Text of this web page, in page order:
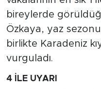
bireylerde
Özkaya, yaz
birlikte Karadeniz
vurguladı.
4 İLE UYARI